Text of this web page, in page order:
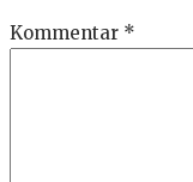
Kommentar *